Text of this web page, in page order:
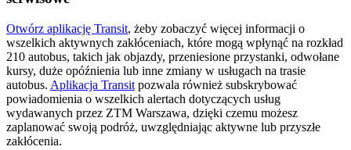
Otwórz aplikację Transit, żeby zobaczyć więcej informacji o
wszelkich aktywnych zakłóceniach, które mogą wpłynąć na rozkład
210 autobus, takich jak objazdy, przeniesione przystanki, odwołane
kursy, duże opóźnienia lub inne zmiany w usługach na trasie
autobus. Aplikacja Transit pozwala również subskrybować
powiadomienia o wszelkich alertach dotyczących usług
wydawanych przez ZTM Warszawa, dzięki czemu możesz
zaplanować swoją podróż, uwzględniając aktywne lub przyszłe
zakłócenia.